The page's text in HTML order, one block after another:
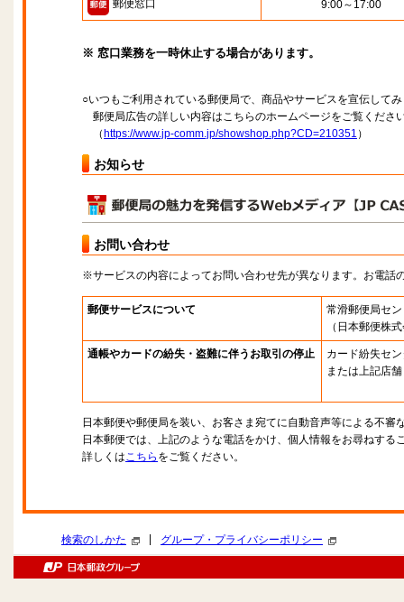
郵便窓口 9:00～17:00
※ 窓口業務を一時休止する場合があります。
○いつもご利用されている郵便局で、商品やサービスを宣伝して
郵便局広告の詳しい内容はこちらのホームページをご覧くださ
（ https://www.jp-comm.jp/showshop.php?CD=210351 ）
お知らせ
お問い合わせ
※サービスの内容によってお問い合わせ先が異なります。お電話
郵便サービスについて
常滑郵便局セ
（日本郵便株
通帳やカードの紛失・盗難に伴うお取引の停止
カード紛失セ
または上記店舗
日本郵便や郵便局を装い、お客さま宛てに自動音声等による不審
日本郵便では、上記のような電話をかけ、個人情報をお尋ねする
詳しくはこちら をご覧ください。
検索のしかた グループ・プライバシーポリシー